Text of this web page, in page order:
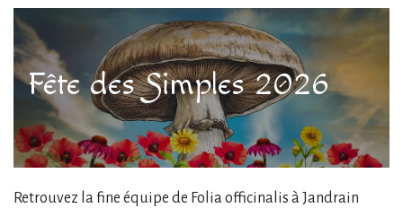
Fête des Simples 2026
Retrouvez la fine équipe de Folia officinalis à Jandrain